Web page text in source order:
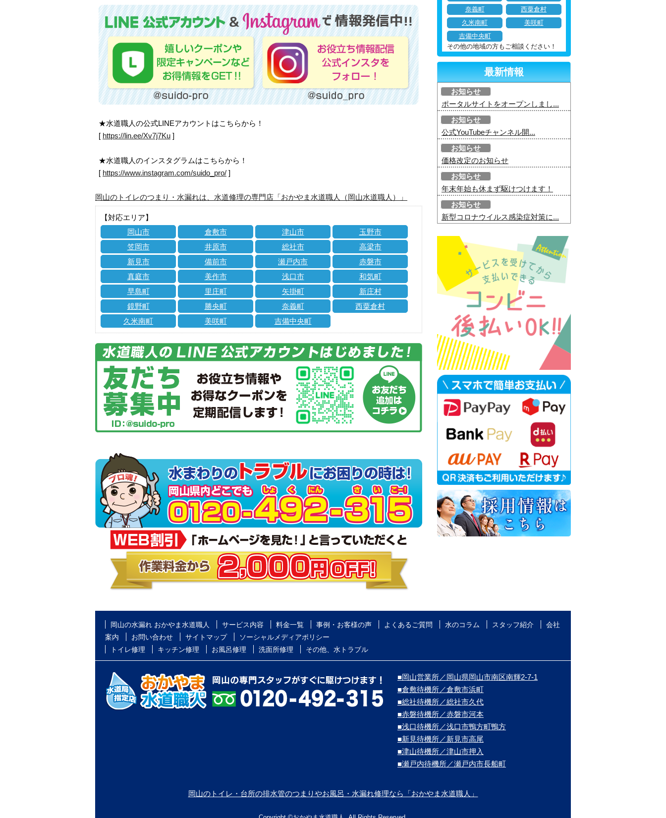
★水道職人の公式LINEアカウントはこちらから！
[ https://lin.ee/Xv7j7Ku ]
★水道職人のインスタグラムはこちらから！
[ https://www.instagram.com/suido_pro/ ]
岡山のトイレのつまり・水漏れは、水道修理の専門店「おかやま水道職人（岡山水道職人）」
【対応エリア】
岡山市
倉敷市 津山市
玉野市
笠岡市
井原市 総社市
高梁市
新見市
備前市 瀬戸内市
赤磐市
真庭市
美作市 浅口市
和気町
早島町
里庄町 矢掛町
新庄村
鏡野町
勝央町 奈義町
西粟倉村
久米南町
美咲町 吉備中央町
奈義町
西粟倉村
久米南町
美咲町
吉備中央町
その他の地域の方もご相談ください！
最新情報
お知らせ
ポータルサイトをオープンしまし...
お知らせ
公式YouTubeチャンネル開...
お知らせ
価格改定のお知らせ
お知らせ
年末年始も休まず駆けつけます！
お知らせ
新型コロナウイルス感染症対策に...
岡山の水漏れ おかやま水道職人 サービス内容 料金一覧 事例・お客様の声 よくあるご質問 水のコラム スタッフ紹介
会社
案内
お問い合わせ サイトマップ
ソーシャルメディアポリシー
トイレ修理
キッチン修理 お風呂修理 洗面所修理 その他、水トラブル
■岡山営業所／岡山県岡山市南区南輝2-7-1
■倉敷待機所／倉敷市浜町
■総社待機所／総社市久代
■赤磐待機所／赤磐市河本
■浅口待機所／浅口市鴨方町鴨方
■新見待機所／新見市高尾
■津山待機所／津山市押入
■瀬戸内待機所／瀬戸内市長船町
岡山のトイレ・台所の排水管のつまりやお風呂・水漏れ修理なら「おかやま水道職人」